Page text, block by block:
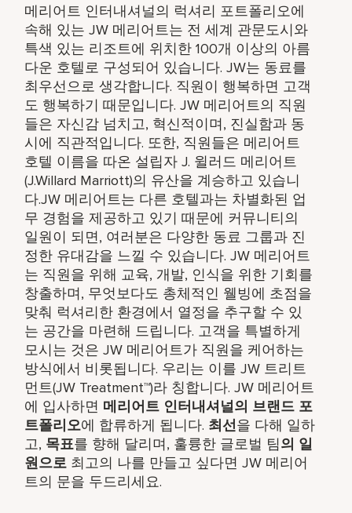
메리어트 인터내셔널의 럭셔리 포트폴리오에
속해 있는 JW 메리어트는 전 세계 관문도시와
특색 있는 리조트에 위치한 100개 이상의 아름
다운 호텔로 구성되어 있습니다. JW는 동료를
최우선으로 생각합니다. 직원이 행복하면 고객
도 행복하기 때문입니다. JW 메리어트의 직원
들은 자신감 넘치고, 혁신적이며, 진실함과 동
시에 직관적입니다. 또한, 직원들은 메리어트
호텔 이름을 따온 설립자 J. 윌러드 메리어트
(J.Willard Marriott)의 유산을 계승하고 있습니
다.JW 메리어트는 다른 호텔과는 차별화된 업
무 경험을 제공하고 있기 때문에 커뮤니티의
일원이 되면, 여러분은 다양한 동료 그룹과 진
정한 유대감을 느낄 수 있습니다. JW 메리어트
는 직원을 위해 교육, 개발, 인식을 위한 기회를
창출하며, 무엇보다도 총체적인 웰빙에 초점을
맞춰 럭셔리한 환경에서 열정을 추구할 수 있
는 공간을 마련해 드립니다. 고객을 특별하게
모시는 것은 JW 메리어트가 직원을 케어하는
방식에서 비롯됩니다. 우리는 이를 JW 트리트
먼트(JW Treatment™)라 칭합니다. JW 메리어트
에 입사하면 메리어트 인터내셔널의 브랜드 포
트폴리오에 합류하게 됩니다. 최선을 다해 일하
고, 목표를 향해 달리며, 훌륭한 글로벌 팀의 일
원으로 최고의 나를 만들고 싶다면 JW 메리어
트의 문을 두드리세요.